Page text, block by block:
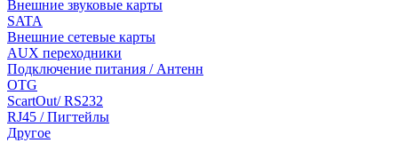
Внешние звуковые карты
SATA
Внешние сетевые карты
AUX переходники
Подключение питания / Антенн
OTG
ScartOut/ RS232
RJ45 / Пигтейлы
Другое